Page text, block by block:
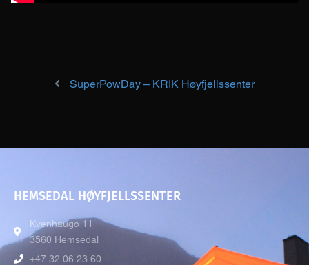
Post navigation
SuperPowDay – KRIK Høyfjellssenter
HEMSEDAL HØYFJELLSSENTER
Kvenhaugo 11
3560 Hemsedal
+47 32 06 23 60